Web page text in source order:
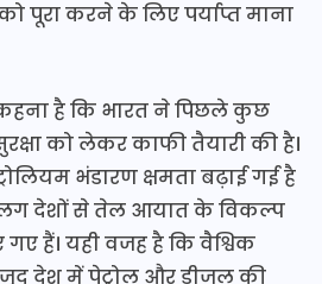
पूरा करने के लिए पर्याप्त माना
कहना है कि भारत ने पिछले कुछ
को लेकर काफी तैयारी की है।
भंडारण क्षमता बढ़ाई गई है
देशों से तेल आयात के विकल्प
हैं। यही वजह है कि वैश्विक
देश में पेट्रोल और डीजल की